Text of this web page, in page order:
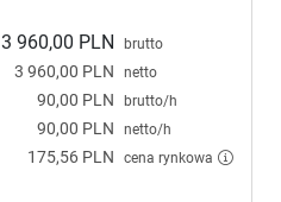
3 960,00 PLN brutto
3 960,00 PLN netto
90,00 PLN brutto/h
90,00 PLN netto/h
175,56 PLN cena rynkowa